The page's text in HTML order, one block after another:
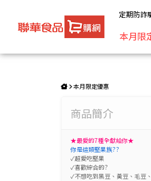
定期防詐
本月限
本月限定優惠
商品簡介
★最愛的7種全獻給你★
你是這類堅果族??
✓超愛吃堅果
✓喜歡綜合的?
✓不想吃到黑豆、黃豆、毛豆